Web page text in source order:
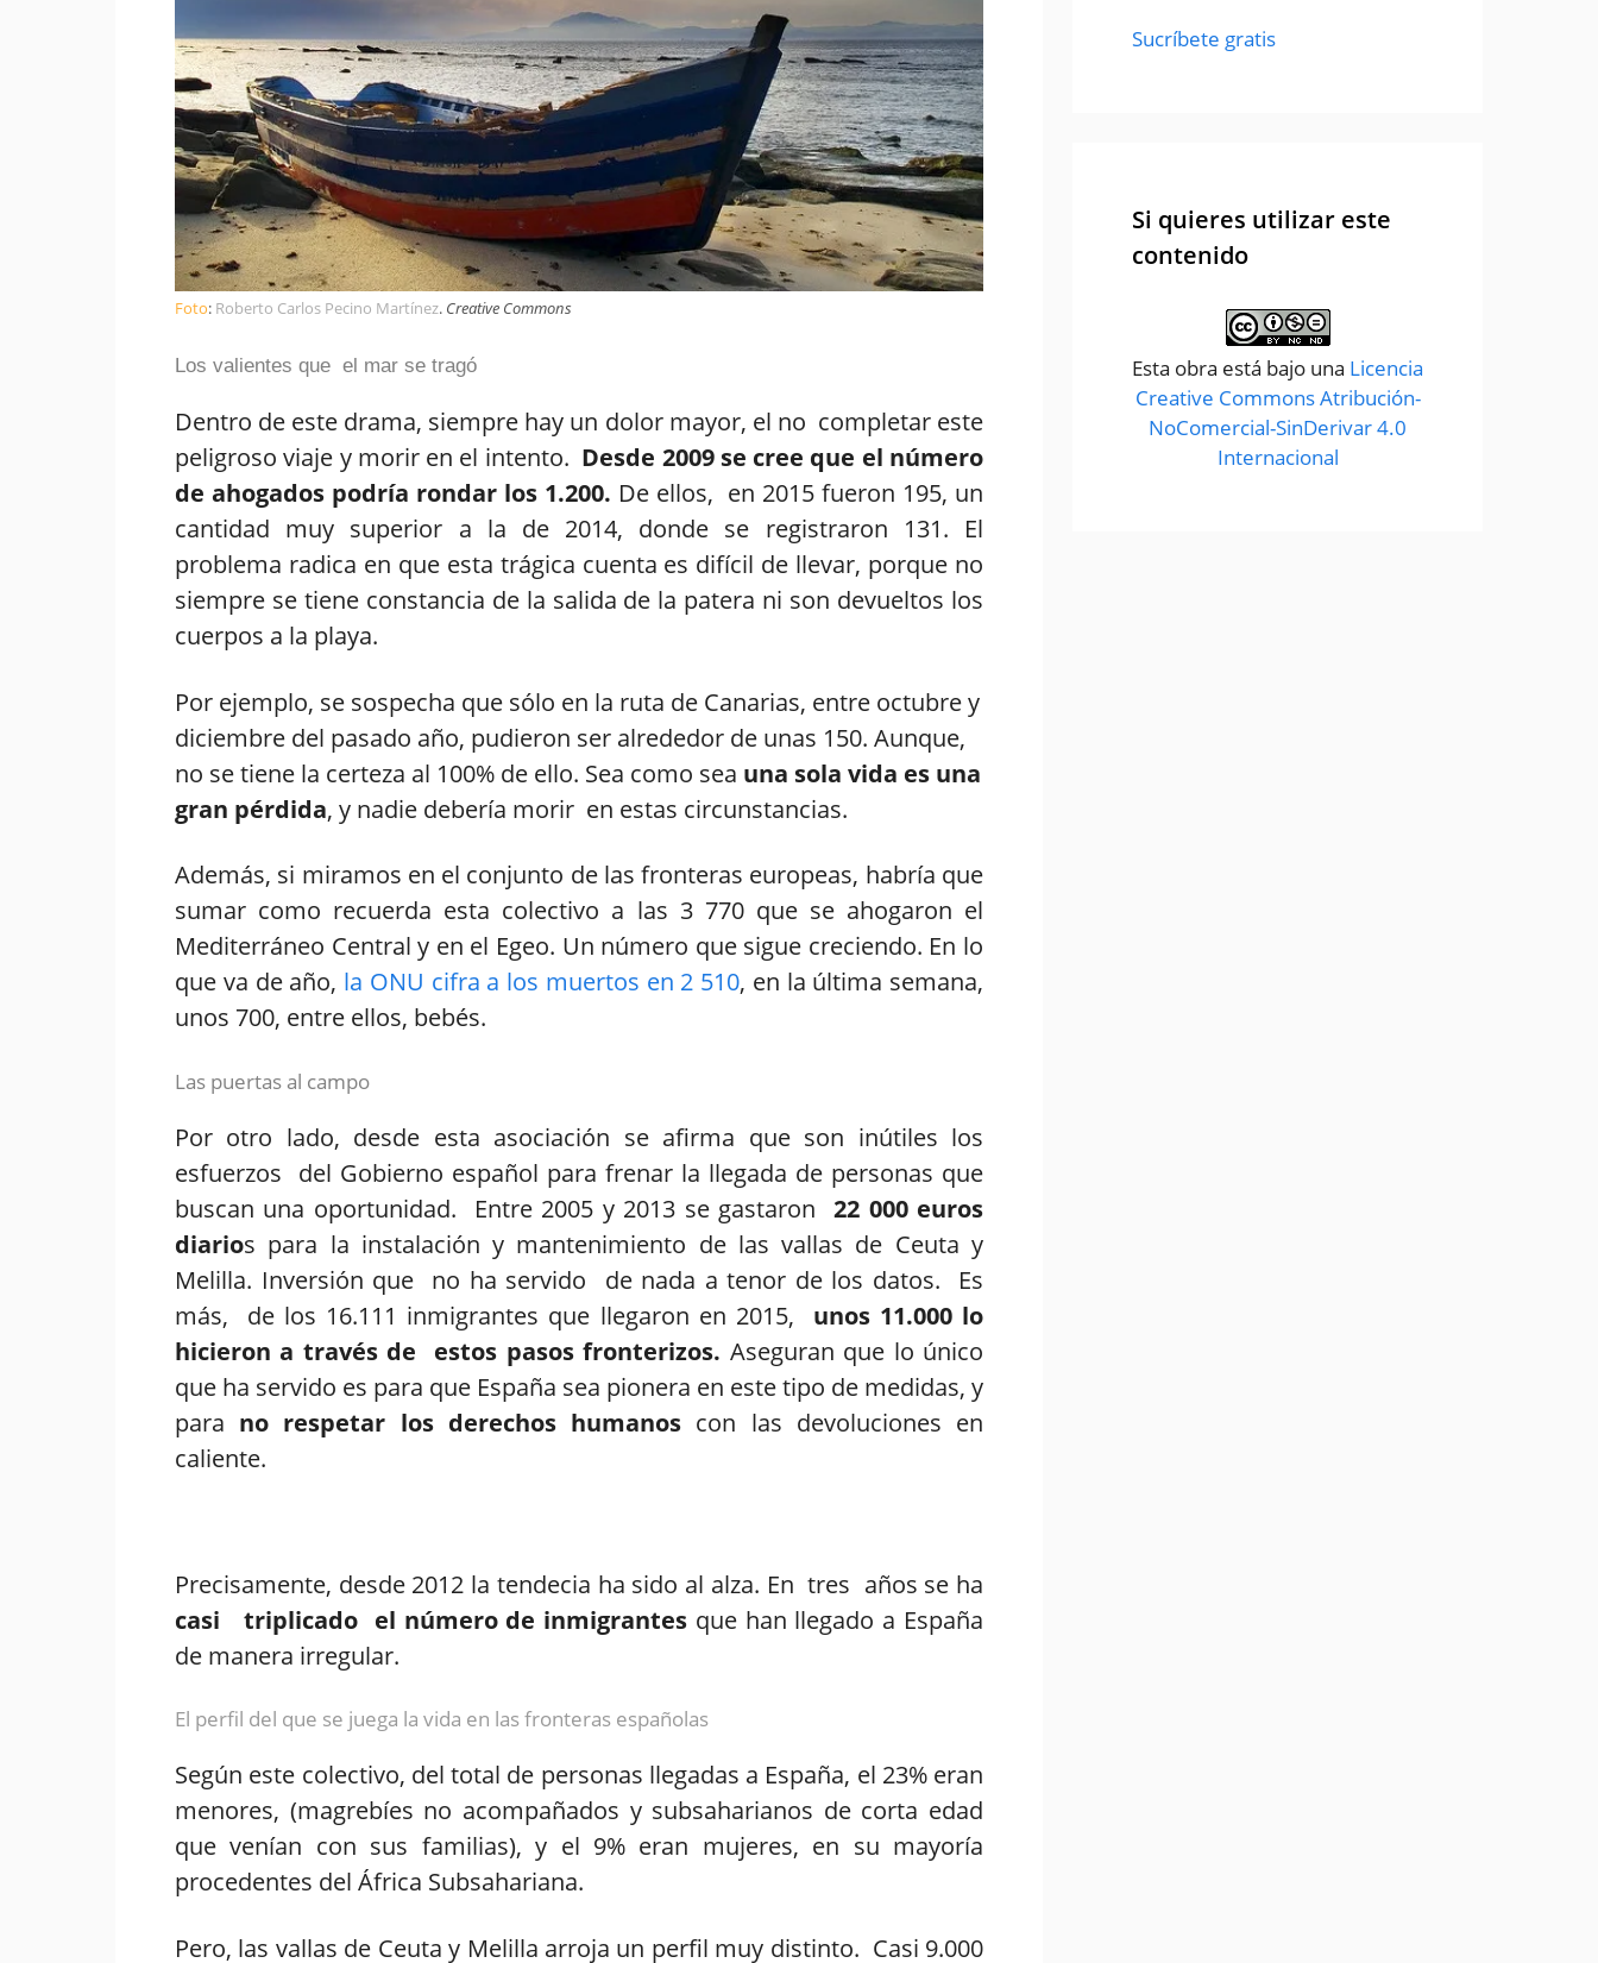
Foto: Roberto Carlos Pecino Martínez. Creative Commons
Los valientes que el mar se tragó
Dentro de este drama, siempre hay un dolor mayor, el no completar este
peligroso viaje y morir en el intento. Desde 2009 se cree que el número
de ahogados podría rondar los 1.200. De ellos, en 2015 fueron 195, un
cantidad muy superior a la de 2014, donde se registraron 131. El
problema radica en que esta trágica cuenta es difícil de llevar, porque no
siempre se tiene constancia de la salida de la patera ni son devueltos los
cuerpos a la playa.
Por ejemplo, se sospecha que sólo en la ruta de Canarias, entre octubre y
diciembre del pasado año, pudieron ser alrededor de unas 150. Aunque,
no se tiene la certeza al 100% de ello. Sea como sea una sola vida es una
gran pérdida, y nadie debería morir en estas circunstancias.
Además, si miramos en el conjunto de las fronteras europeas, habría que
sumar como recuerda esta colectivo a las 3 770 que se ahogaron el
Mediterráneo Central y en el Egeo. Un número que sigue creciendo. En lo
que va de año, la ONU cifra a los muertos en 2 510, en la última semana,
unos 700, entre ellos, bebés.
Las puertas al campo
Por otro lado, desde esta asociación se afirma que son inútiles los
esfuerzos del Gobierno español para frenar la llegada de personas que
buscan una oportunidad. Entre 2005 y 2013 se gastaron22 000 euros
diarios para la instalación y mantenimiento de las vallas de Ceuta y
Melilla. Inversión que no ha servido de nada a tenor de los datos. Es
más, de los 16.111 inmigrantes que llegaron en 2015, unos 11.000 lo
hicieron a través de estos pasos fronterizos. Aseguran que lo único
que ha servido es para que España sea pionera en este tipo de medidas, y
para no respetar los derechos humanos con las devoluciones en
caliente.
Precisamente, desde 2012 la tendecia ha sido al alza. En tres años se ha
casi triplicado el número de inmigrantes que han llegado a España
de manera irregular.
El perfil del que se juega la vida en las fronteras españolas
Según este colectivo, del total de personas llegadas a España, el 23% eran
menores, (magrebíes no acompañados y subsaharianos de corta edad
que venían con sus familias), y el 9% eran mujeres, en su mayoría
procedentes del África Subsahariana.
Pero, las vallas de Ceuta y Melilla arroja un perfil muy distinto. Casi 9.000
Sucríbete gratis
Si quieres utilizar este
contenido
Esta obra está bajo una Licencia
Creative Commons Atribución-
NoComercial-SinDerivar 4.0
Internacional